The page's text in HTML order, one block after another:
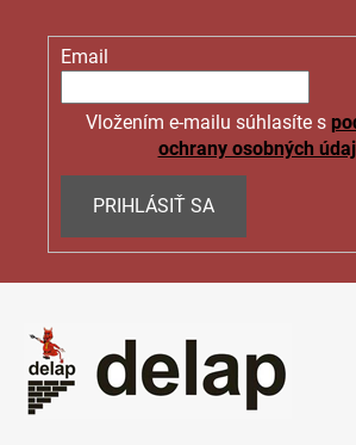
Email
Vložením e-mailu súhlasíte s
ochrany osobných
PRIHLÁSIŤ SA